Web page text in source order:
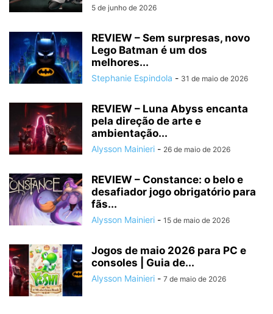
5 de junho de 2026
REVIEW – Sem surpresas, novo
Lego Batman é um dos
melhores...
Stephanie Espindola - 31 de maio de 2026
REVIEW – Luna Abyss encanta
pela direção de arte e
ambientação...
Alysson Mainieri - 26 de maio de 2026
REVIEW – Constance: o belo e
desafiador jogo obrigatório para
fãs...
Alysson Mainieri - 15 de maio de 2026
Jogos de maio 2026 para PC e
consoles | Guia de...
Alysson Mainieri - 7 de maio de 2026